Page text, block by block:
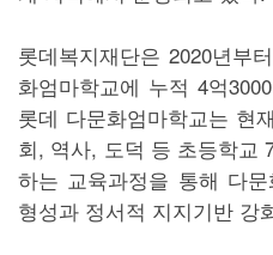
롯데복지재단은 2020년부
화엄마학교에 누적 4억
롯데 다문화엄마학교는 현
회, 역사, 도덕 등 초등학교
하는 교육과정을 통해 다
형성과 정서적 지지기반 강